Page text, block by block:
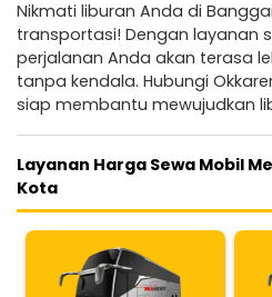
Nikmati liburan Anda di
transportasi! Dengan layanan
perjalanan Anda akan terasa
tanpa kendala. Hubungi
siap membantu mewujudkan
Layanan Harga Sewa Mobil
Kota